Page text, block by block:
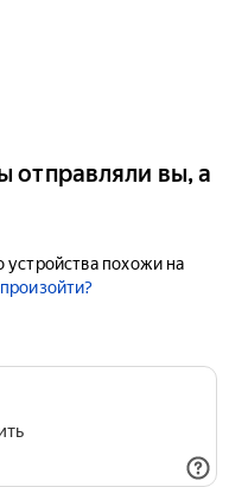
отправляли вы, а
устройства похожи на